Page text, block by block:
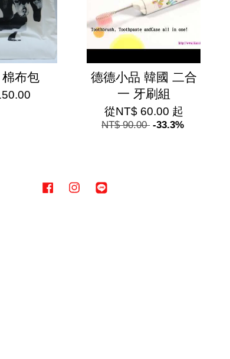
布包
德德小品 韓國 二合
一 牙刷組
從NT$ 60.00 起
NT$ 90.00 -33.3%
FacebookInstagram